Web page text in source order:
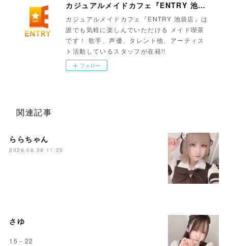
カジュアルメイドカフェ『ENTRY 池袋店』
カジュアルメイドカフェ『ENTRY 池袋店』は
誰でも気軽に楽しんでいただける メイド喫茶
です！ 歌手、声優、タレント他、アーティス
ト活動しているスタッフが在籍!!
フォロー
関連記事
ららちゃん
2026.08.08 11:25
さゆ
15－22